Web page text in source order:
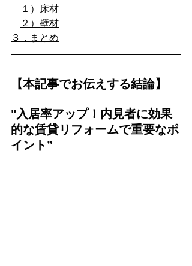
１）床材
２）壁材
３．まとめ
【本記事でお伝えする結論】
"入居率アップ！内見者に効果
的な賃貸リフォームで重要なポ
イント”